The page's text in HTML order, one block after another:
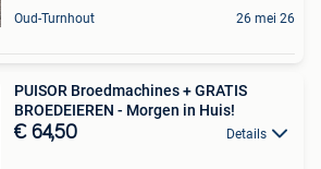
Oud-Turnhout 26 mei 26
PUISOR Broedmachines + GRATIS
BROEDEIEREN - Morgen in Huis!
€ 64,50 Details